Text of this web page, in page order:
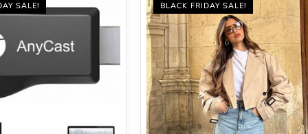
SALE! BLACK FRIDAY SALE!